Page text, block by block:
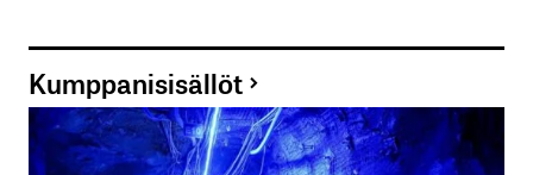
Kumppanisisällöt